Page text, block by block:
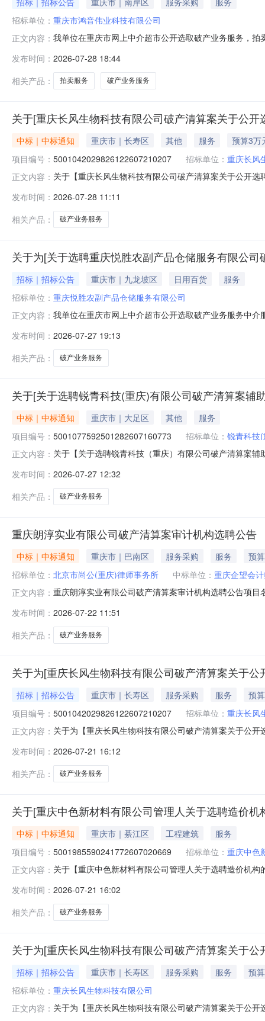
招标单位： 重庆市鸿音伟业科技有限公司
正文内容： 我单位在重庆市网上中介超市公开选取破产业务服务，
一社会信用代码为9150010832238975XX，企业注册地
周边配件、通讯产
发布时间： 2026-07-28 18:44
相关产品：
拍卖服务 破产业务服务
关于[重庆长风生物科技有限公司破产清算案关于公
中标｜中标通知 重庆市｜长寿区 其他 服务
预算3万
项目编号： 5001042029826122607210207 招标单位： 重庆长风
正文内容： 关于【重庆长风生物科技有限公司破产清算案关于公开
投资审批项目否所需中介服务事项债务人情况重庆长风
市
发布时间： 2026-07-28 11:11
相关产品：
破产业务服务
关于为[关于选聘重庆悦胜农副产品仓储服务有限公
招标｜招标公告 重庆市｜九龙坡区 日用百货
服务
招标单位： 重庆悦胜农副产品仓储服务有限公司
正文内容： 我单位在重庆市网上中介超市公开选取破产业务服务中
类型为有限责任公司（自然人投资或控股），注册资本
项规定的除外）仓储、包装
发布时间： 2026-07-27 19:13
相关产品：
破产业务服务
关于[关于选聘锐青科技(重庆)有限公司破产清算案辅
中标｜中标通知 重庆市｜大足区 其他
服务
项目编号： 5001077592501282607160773 招标单位： 锐青科技
正文内容： 关于【关于选聘锐青科技（重庆）有限公司破产清算案
投资审批项目否所需中介服务事项债务人情况锐青科技
有限责
发布时间： 2026-07-27 12:32
相关产品：
破产业务服务
重庆朗淳实业有限公司破产清算案审计机构选聘公告
中标｜中标通知 重庆市｜巴南区 服务采购 服务
预
招标单位： 北京市尚公(重庆)律师事务所 中标单位： 重庆企望会
正文内容： 重庆朗淳实业有限公司破产清算案审计机构选聘公告项
（含本数）至6万元（含本数），低于最低报价或者高于
优
发布时间： 2026-07-22 11:51
相关产品：
破产业务服务
关于为[重庆长风生物科技有限公司破产清算案关于
招标｜招标公告 重庆市｜长寿区 服务采购 服务
预
项目编号： 5001042029826122607210207 招标单位： 重庆长风
正文内容： 关于为【重庆长风生物科技有限公司破产清算案关于公
有限公司管理人投资审批项目否债务人情况重庆长风生
长
发布时间： 2026-07-21 16:12
相关产品：
破产业务服务
关于[重庆中色新材料有限公司管理人关于选聘造价
中标｜中标通知 重庆市｜綦江区 工程建筑
服务
项目编号： 5001985590241772607020669 招标单位： 重庆中色
正文内容： 关于【重庆中色新材料有限公司管理人关于选聘造价机
服务事项债务人情况中色公司成立于2013年1月31日，
发布时间： 2026-07-21 16:02
相关产品：
破产业务服务
关于为[重庆长风生物科技有限公司破产清算案关于
招标｜招标公告 重庆市｜长寿区 服务采购 服务
预
招标单位： 重庆长风生物科技有限公司
正文内容： 关于为【重庆长风生物科技有限公司破产清算案关于公